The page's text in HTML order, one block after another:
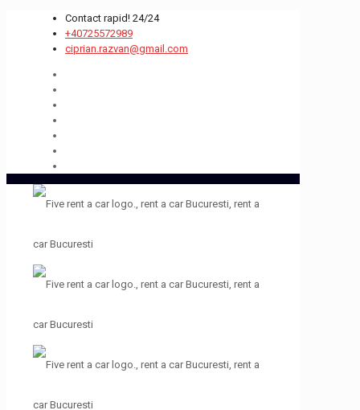
Contact rapid! 24/24
+40725572989
ciprian.razvan@gmail.com